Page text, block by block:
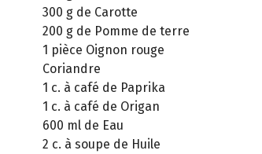
300 g de Carotte
200 g de Pomme de terre
1 pièce Oignon rouge
Coriandre
1 c. à café de Paprika
1 c. à café de Origan
600 ml de Eau
2 c. à soupe de Huile